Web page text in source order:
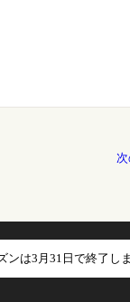
ンは3月31日で終了し